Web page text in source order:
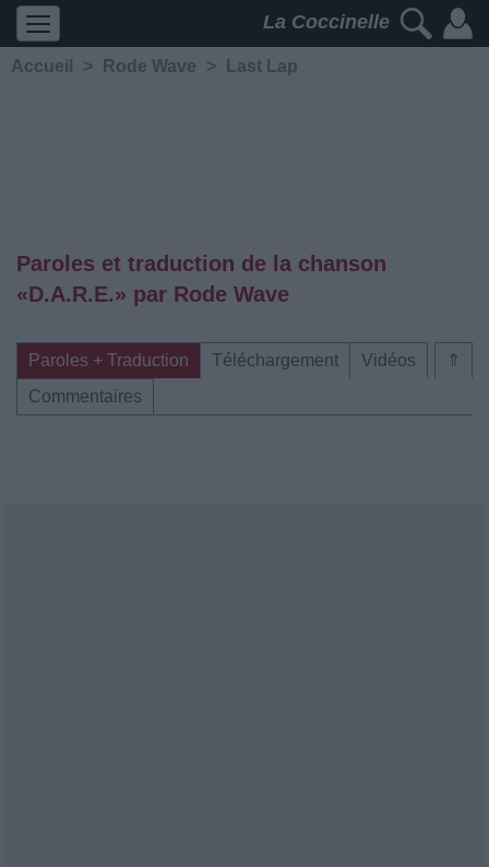
La Coccinelle
Accueil > Rode Wave > Last Lap
Paroles et traduction de la chanson
«D.A.R.E.» par Rode Wave
⇑
Paroles + Traduction Téléchargement
Vidéos
Commentaires